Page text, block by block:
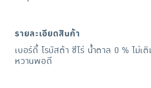
รายละเอียดสินค้า
เบอร์ดี้ โรบัสต้า ซีโร่ น้ำตาล 0 % ไม่เ
หวานพอดี